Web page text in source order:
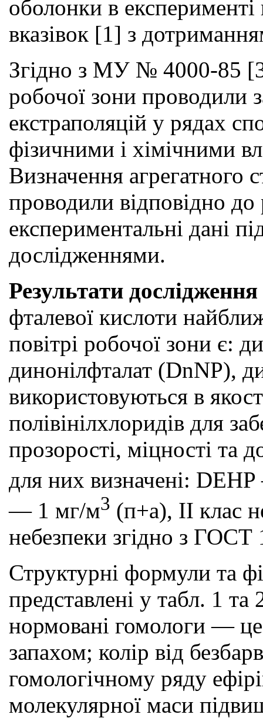
оболонки в
вказівок [1] з
Згідно з МУ № 4000-85
робочої зони проводили
екстраполяцій у рядах
фізичними і хімічними
Визначення агрегатного
проводили відповідно
експериментальні дані
дослідженнями.
Результати
фталевої кислоти
повітрі робочої зони є:
динонілфталат (DnNP),
використовуються в
полівінілхлоридів для
прозорості, міцності та
для них визначені:
— 1 мг/м3 (п+а), ІІ клас
небезпеки згідно з
Структурні формули та
представлені у табл. 1
нормовані гомологи — це
запахом; колір від
гомологічному ряду
молекулярної маси